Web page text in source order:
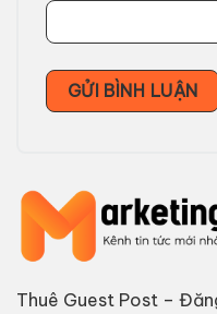
Thuê Guest Post –